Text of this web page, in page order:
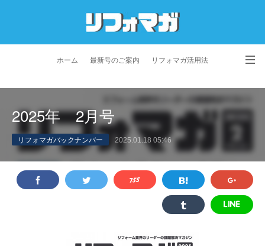
ホーム 最新号のご案内 リフォマガ活用法
プライバシーポリシー 利用規約
2025年 2月号
リフォマガバックナンバー 2025.01.18 05:46